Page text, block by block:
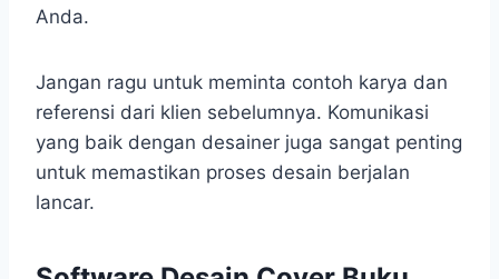
Anda.
Jangan ragu untuk meminta contoh karya dan
referensi dari klien sebelumnya. Komunikasi
yang baik dengan desainer juga sangat penting
untuk memastikan proses desain berjalan
lancar.